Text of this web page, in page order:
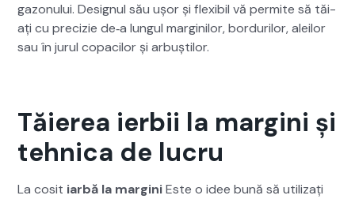
gazonu­lui. Designul său ușor și flex­i­bil vă per­mite să tăi­
ați cu pre­cizie de‑a lun­gul mar­gin­ilor, bor­durilor, aleilor
sau în jurul copacilor și arbuștilor.
Tăierea ierbii la margini și
tehnica de lucru
La cosit iar­bă la mar­gi­niEste o idee bună să uti­liza­ți